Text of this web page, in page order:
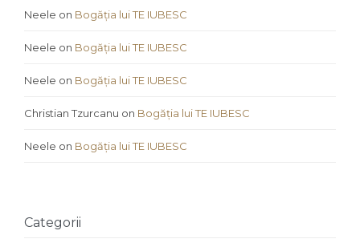
Neele on Bogăția lui TE IUBESC
Neele on Bogăția lui TE IUBESC
Neele on Bogăția lui TE IUBESC
Christian Tzurcanu on Bogăția lui TE IUBESC
Neele on Bogăția lui TE IUBESC
Categorii